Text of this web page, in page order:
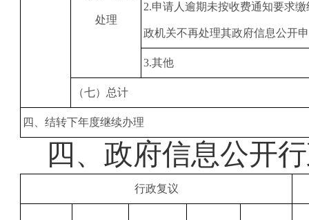
处理
2.申请人逾期未按收费通知要求
政机关不再处理其政府信息公开
3.其他
（七）总计
四、结转下年度继续办理
四、 政府信息公开
行政复议